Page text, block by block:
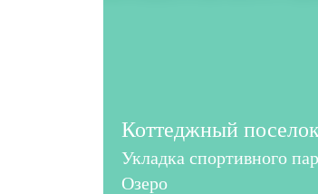
Коттеджный
Укладка спортивного
Озеро